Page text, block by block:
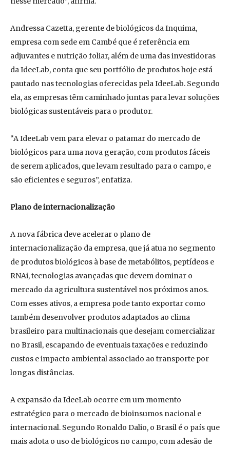
Andressa Cazetta, gerente de biológicos da Inquima,
empresa com sede em Cambé que é referência em
adjuvantes e nutrição foliar, além de uma das investidoras
da IdeeLab, conta que seu portfólio de produtos hoje está
pautado nas tecnologias oferecidas pela IdeeLab. Segundo
ela, as empresas têm caminhado juntas para levar soluções
biológicas sustentáveis para o produtor.
“A IdeeLab vem para elevar o patamar do mercado de
biológicos para uma nova geração, com produtos fáceis
de serem aplicados, que levam resultado para o campo, e
são eficientes e seguros”, enfatiza.
Plano de internacionalização
A nova fábrica deve acelerar o plano de
internacionalização da empresa, que já atua no segmento
de produtos biológicos à base de metabólitos, peptídeos e
RNAi, tecnologias avançadas que devem dominar o
mercado da agricultura sustentável nos próximos anos.
Com esses ativos, a empresa pode tanto exportar como
também desenvolver produtos adaptados ao clima
brasileiro para multinacionais que desejam comercializar
no Brasil, escapando de eventuais taxações e reduzindo
custos e impacto ambiental associado ao transporte por
longas distâncias.
A expansão da IdeeLab ocorre em um momento
estratégico para o mercado de bioinsumos nacional e
internacional. Segundo Ronaldo Dalio, o Brasil é o país que
mais adota o uso de biológicos no campo, com adesão de